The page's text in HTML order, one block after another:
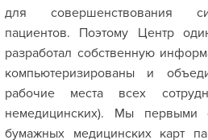
для совершенствования
пациентов. Поэтому Центр
разработал собственную
компьютеризированы и
рабочие места всех
немедицинских). Мы первыми
бумажных медицинских карт